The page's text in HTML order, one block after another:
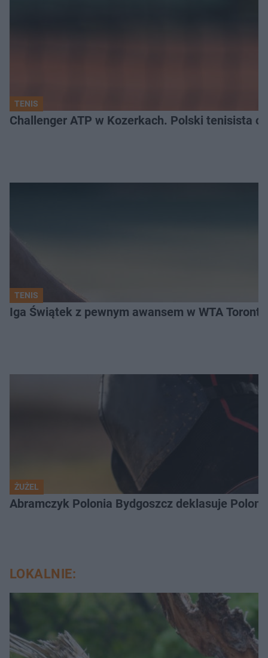
TENIS
Challenger ATP w Kozerkach. Polski tenisista
TENIS
Iga Świątek z pewnym awansem w WTA
ŻUŻEL
Abramczyk Polonia Bydgoszcz deklasuje
LOKALNIE: